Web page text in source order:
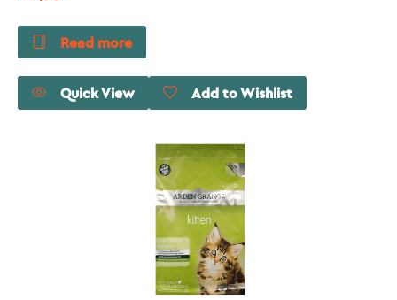
Read more
Quick View Add to Wishlist